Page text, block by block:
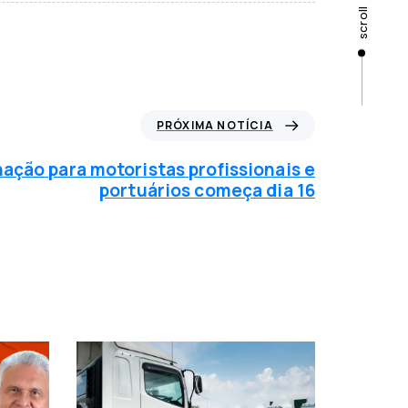
scroll
PRÓXIMA NOTÍCIA
para motoristas profissionais e
portuários começa dia 16